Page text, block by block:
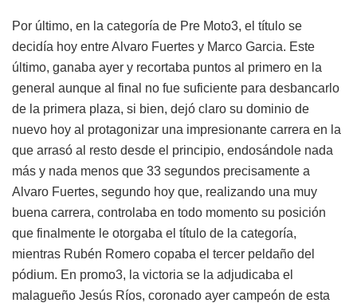
Por último, en la categoría de Pre Moto3, el título se
decidía hoy entre Alvaro Fuertes y Marco Garcia. Este
último, ganaba ayer y recortaba puntos al primero en la
general aunque al final no fue suficiente para desbancarlo
de la primera plaza, si bien, dejó claro su dominio de
nuevo hoy al protagonizar una impresionante carrera en la
que arrasó al resto desde el principio, endosándole nada
más y nada menos que 33 segundos precisamente a
Alvaro Fuertes, segundo hoy que, realizando una muy
buena carrera, controlaba en todo momento su posición
que finalmente le otorgaba el título de la categoría,
mientras Rubén Romero copaba el tercer peldaño del
pódium. En promo3, la victoria se la adjudicaba el
malagueño Jesús Ríos, coronado ayer campeón de esta